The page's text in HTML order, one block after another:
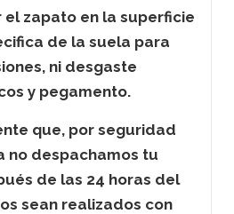
zapato en la superficie
de la suela para
ni desgaste
y pegamento.
que, por seguridad
no despachamos tu
de las 24 horas del
sean realizados con